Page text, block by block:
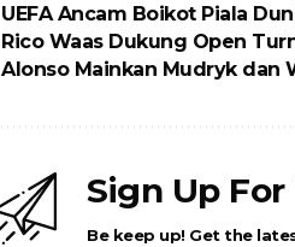
UEFA Ancam Boikot Piala
Rico Waas Dukung Open
Alonso Mainkan Mudryk dan
Sign Up
Be keep up! Get the